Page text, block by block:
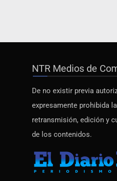
NTR Medios de
De no existir previa
expresamente prohibida
retransmisión, edición y
de los contenidos.